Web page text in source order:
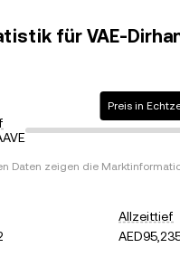
für VAE-
Preis in
Daten zeigen die
Allzeittief